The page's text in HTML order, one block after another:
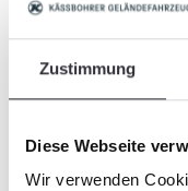
Zustimmung
Diese Webseite
Wir verwenden
UV- und